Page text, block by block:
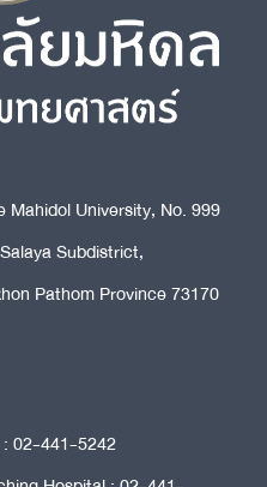
University, No. 999
Subdistrict,
Pathom Province 73170
02-441-5242